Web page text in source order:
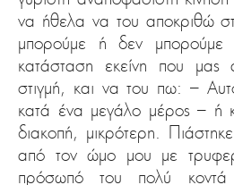
να ήθελα να του αποκριθώ
μπορούμε ή δεν μπορούμε
κατάσταση εκείνη που μας
στιγμή, και να του πω: –
κατά ένα μεγάλο μέρος – ή
διακοπή, μικρότερη.
από τον ώμο μου με
πρόσωπό του πολύ κοντά